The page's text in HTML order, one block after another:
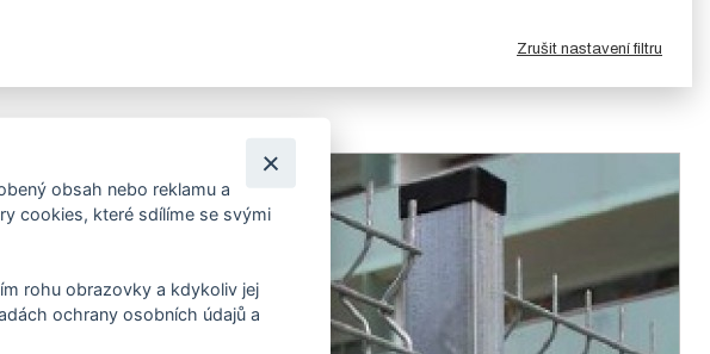
Zrušit nastavení filtru
obsah nebo reklamu a
cookies, které sdílíme se svými
rohu obrazovky a kdykoliv jej
ochrany osobních údajů a